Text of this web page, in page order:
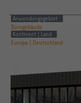
Anwendungsgebiet
Bürogebäude
Kontinent | Land
Europa | Deutschland